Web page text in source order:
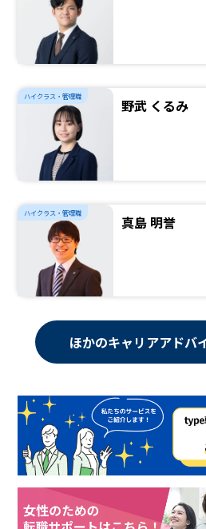
ハイクラス・管理職 野武 くるみ
ハイクラス・管理職 真島 明誉
ほかのキャリアアドバ